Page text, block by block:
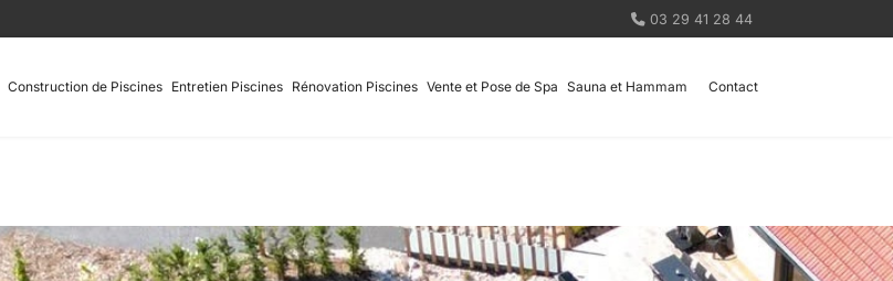
03 29 41 28 44
Construction de Piscines Entretien Piscines Rénovation Piscines Vente et Pose de Spa Sauna et Hammam Contact